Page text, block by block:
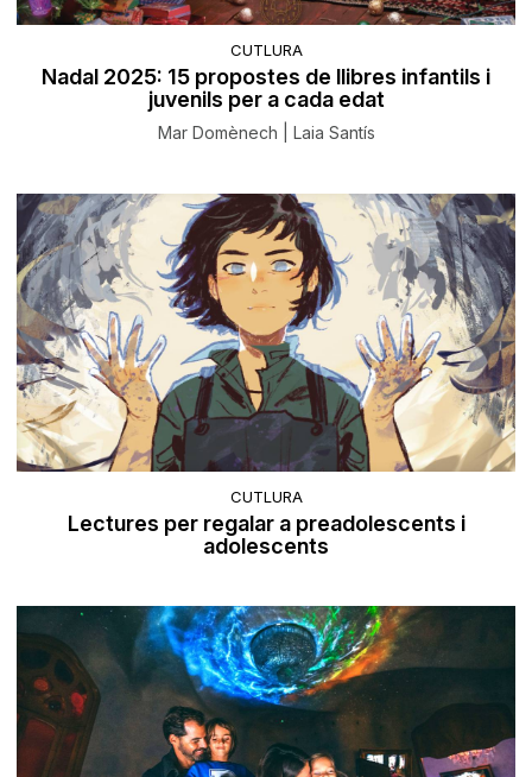
CUTLURA
Nadal 2025: 15 propostes de llibres infantils i
juvenils per a cada edat
Mar Domènech | Laia Santís
CUTLURA
Lectures per regalar a preadolescents i
adolescents